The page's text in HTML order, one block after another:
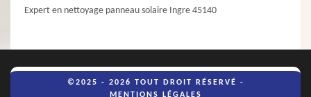
Expert en nettoyage panneau solaire Ingre 45140
©2025 - 2026 TOUT DROIT RÉSERVÉ -
MENTIONS LÉGALES